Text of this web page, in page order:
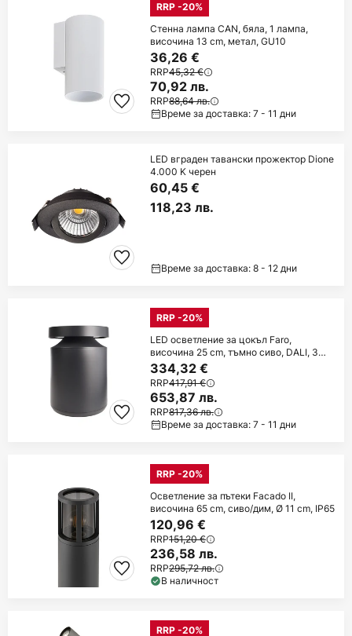
RRP -20%
Стенна лампа CAN, бяла, 1 лампа,
височина 13 cm, метал, GU10
36,26 €
RRP45,32 €
70,92 лв.
RRP88,64 лв.
Време за доставка: 7 - 11 дни
LED вграден тавански прожектор Dione
4.000 K черен
60,45 €
118,23 лв.
Време за доставка: 8 - 12 дни
RRP -20%
LED осветление за цокъл Faro,
височина 25 cm, тъмно сиво, DALI, 3
000K
334,32 €
RRP417,91 €
653,87 лв.
RRP817,36 лв.
Време за доставка: 7 - 11 дни
RRP -20%
Осветление за пътеки Facado II,
височина 65 cm, сиво/дим, Ø 11 cm, IP65
120,96 €
RRP151,20 €
236,58 лв.
RRP295,72 лв.
В наличност
RRP -20%